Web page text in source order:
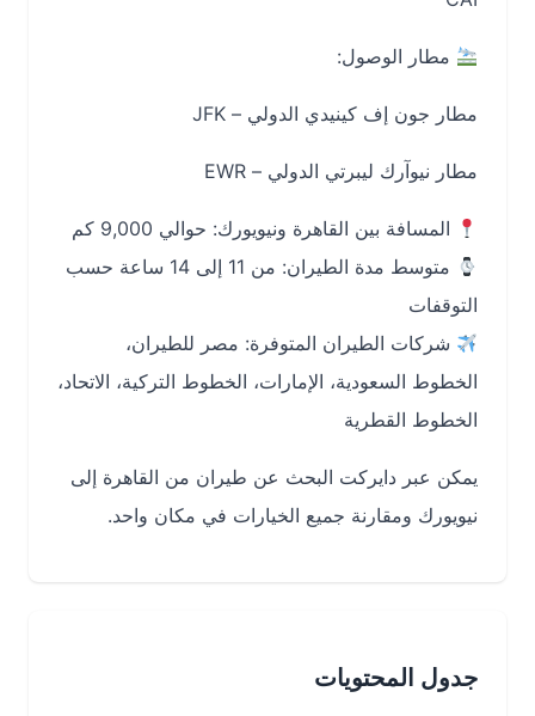
مطار الوصول:
مطار جون إف كينيدي الدولي – JFK
مطار نيوآرك ليبرتي الدولي – EWR
المسافة بين القاهرة ونيويورك: حوالي 9,000 كم
متوسط مدة الطيران: من 11 إلى 14 ساعة حسب
التوقفات
شركات الطيران المتوفرة: مصر للطيران،
الخطوط السعودية، الإمارات، الخطوط التركية، الاتحاد،
الخطوط القطرية
يمكن عبر دايركت البحث عن طيران من القاهرة إلى
نيويورك ومقارنة جميع الخيارات في مكان واحد.
جدول المحتويات